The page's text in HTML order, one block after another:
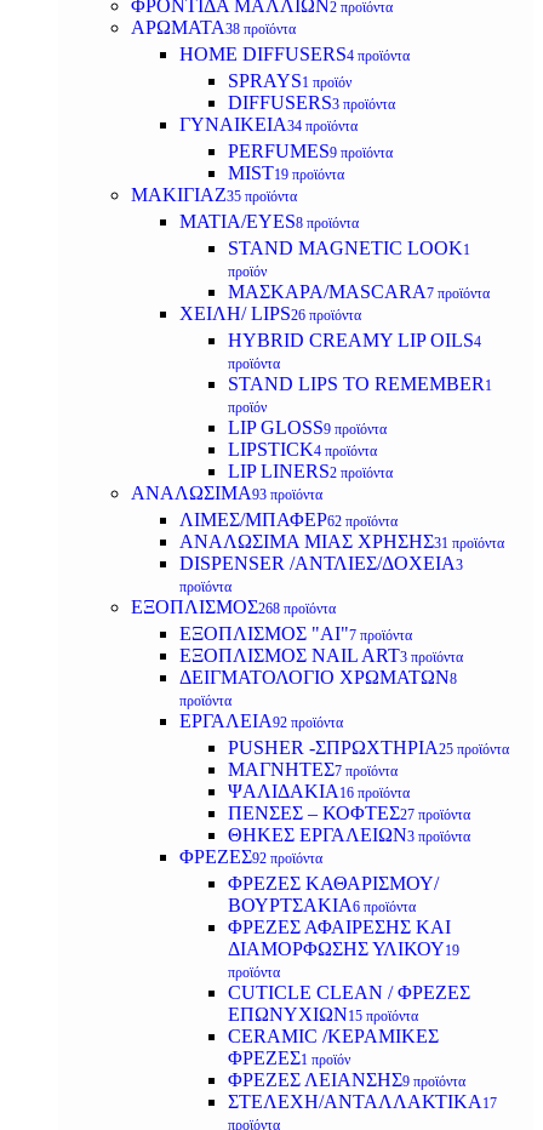
ΦΡΟΝΤΙΔΑ ΜΑΛΛΙΩΝ2 προϊόντα
ΑΡΩΜΑΤΑ38 προϊόντα
HOME DIFFUSERS4 προϊόντα
SPRAYS1 προϊόν
DIFFUSERS3 προϊόντα
ΓΥΝΑΙΚΕΙΑ34 προϊόντα
PERFUMES9 προϊόντα
MIST19 προϊόντα
ΜΑΚΙΓΙΑΖ35 προϊόντα
ΜΑΤΙΑ/EYES8 προϊόντα
STAND MAGNETIC LOOK1
προϊόν
ΜΑΣΚΑΡΑ/MASCARA7 προϊόντα
ΧΕΙΛΗ/ LIPS26 προϊόντα
HYBRID CREAMY LIP OILS4
προϊόντα
STAND LIPS TO REMEMBER 1
προϊόν
LIP GLOSS9 προϊόντα
LIPSTICK4 προϊόντα
LIP LINERS2 προϊόντα
ΑΝΑΛΩΣΙΜΑ93 προϊόντα
ΛΙΜΕΣ/ΜΠΑΦΕΡ62 προϊόντα
ΑΝΑΛΩΣΙΜΑ ΜΙΑΣ ΧΡΗΣΗΣ31 προϊόντα
DISPENSER /ΑΝΤΛΙΕΣ/ΔΟΧΕΙΑ3
προϊόντα
ΕΞΟΠΛΙΣΜΟΣ268 προϊόντα
ΕΞΟΠΛΙΣΜΟΣ "AI"7 προϊόντα
ΕΞΟΠΛΙΣΜΟΣ NAIL ART3 προϊόντα
ΔΕΙΓΜΑΤΟΛΟΓΙΟ ΧΡΩΜΑΤΩΝ8
προϊόντα
ΕΡΓΑΛΕΙΑ92 προϊόντα
PUSHER -ΣΠΡΩΧΤΗΡΙΑ25 προϊόντα
ΜΑΓΝΗΤΕΣ7 προϊόντα
ΨΑΛΙΔΑΚΙΑ 16 προϊόντα
ΠΕΝΣΕΣ – ΚΟΦΤΕΣ27 προϊόντα
ΘΗΚΕΣ ΕΡΓΑΛΕΙΩΝ3 προϊόντα
ΦΡΕΖΕΣ92 προϊόντα
ΦΡΕΖΕΣ ΚΑΘΑΡΙΣΜΟΥ/
ΒΟΥΡΤΣΑΚΙΑ6 προϊόντα
ΦΡΕΖΕΣ ΑΦΑΙΡΕΣΗΣ ΚΑΙ
ΔΙΑΜΟΡΦΩΣΗΣ ΥΛΙΚΟΥ19
προϊόντα
CUTICLE CLEAN / ΦΡΕΖΕΣ
ΕΠΩΝΥΧΙΩΝ15 προϊόντα
CERAMIC /ΚΕΡΑΜΙΚΕΣ
ΦΡΕΖΕΣ1 προϊόν
ΦΡΕΖΕΣ ΛΕΙΑΝΣΗΣ9 προϊόντα
ΣΤΕΛΕΧΗ/ΑΝΤΑΛΛΑΚΤΙΚΑ 17
προϊόντα